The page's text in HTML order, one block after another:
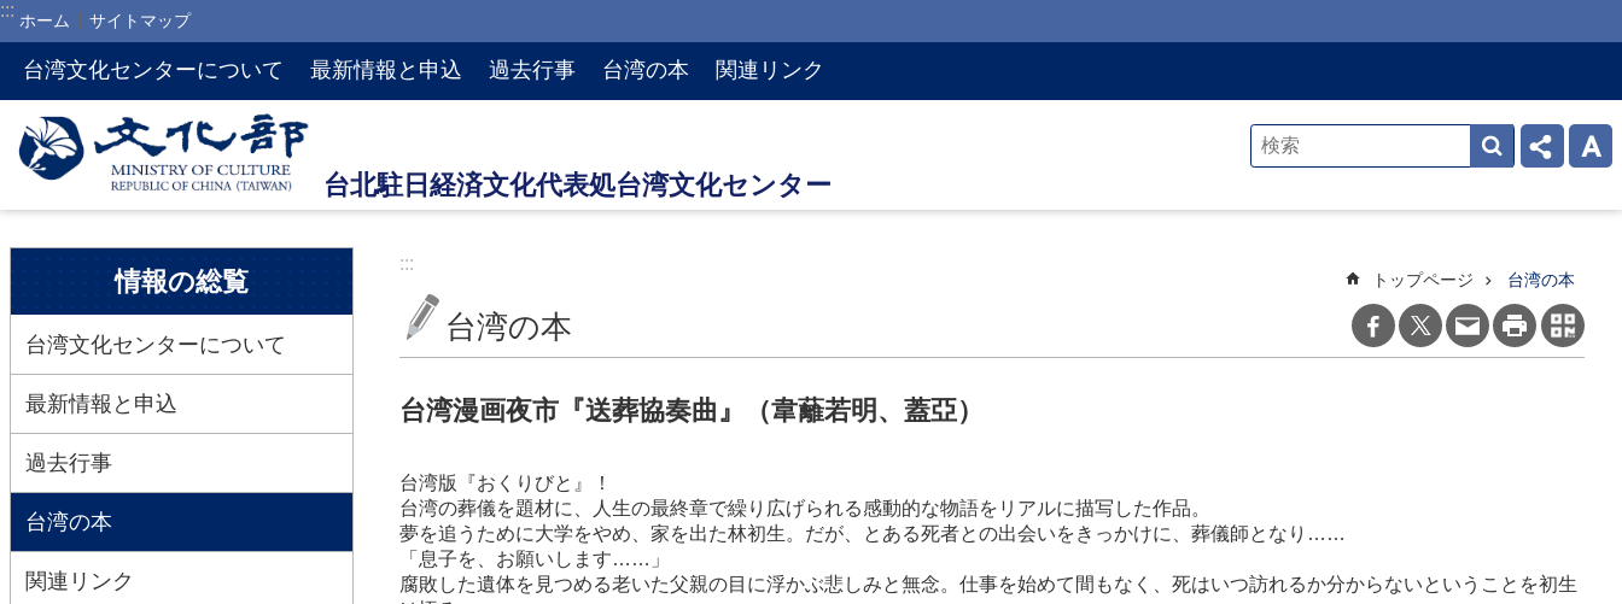
メインのコンテンツブロックにジャンプします
::: ホーム サイトマップ
台湾文化センターについて 最新情報と申込 過去行事 台湾の本 関連リンク
:::
情報の総覧
台湾文化センターについて
最新情報と申込
過去行事
台湾の本
関連リンク
:::
トップページ 台湾の本
台湾の本
台湾漫画夜市『送葬協奏曲』（韋蘺若明、蓋亞）
台湾版『おくりびと』！
台湾の葬儀を題材に、人生の最終章で繰り広げられる感動的な物語をリアルに描写した作品。
夢を追うために大学をやめ、家を出た林初生。だが、とある死者との出会いをきっかけに、葬儀師となり……
「息子を、お願いします……」
腐敗した遺体を見つめる老いた父親の目に浮かぶ悲しみと無念。仕事を始めて間もなく、死はいつ訪れるか分からないということを初生